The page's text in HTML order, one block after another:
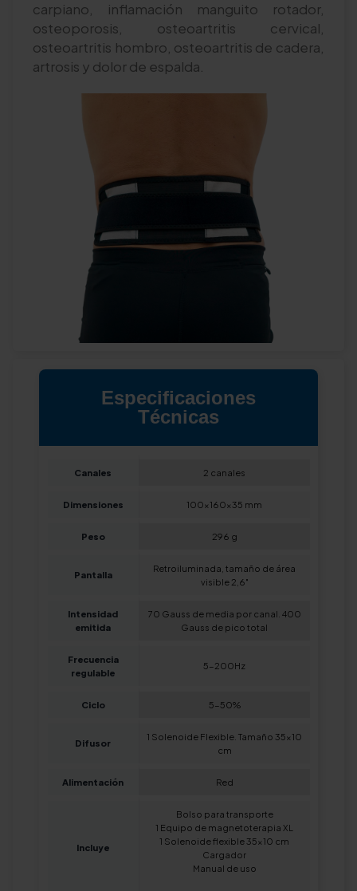
carpiano, inflamación manguito rotador,
osteoporosis, osteoartritis cervical,
osteoartritis hombro, osteoartritis de cadera,
artrosis y dolor de espalda.
Especificaciones
Técnicas
Canales 2 canales
Dimensiones 100x160x35 mm
Peso 296 g
Pantalla
Retroiluminada, tamaño de área
visible 2,6″
Intensidad
emitida
70 Gauss de media por canal. 400
Gauss de pico total
Frecuencia
regulable
5-200Hz
Ciclo 5-50%
Difusor
1 Solenoide Flexible. Tamaño 35x10
cm
Alimentación Red
Incluye
Bolso para transporte
1 Equipo de magnetoterapia XL
1 Solenoide flexible 35x10 cm
Cargador
Manual de uso